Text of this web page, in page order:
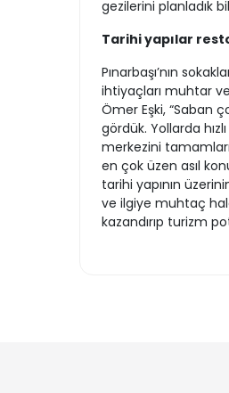
gezilerini planladık
Tarihi yapılar
Pınarbaşı’nın
ihtiyaçları muhtar
Ömer Eşki, “Saban
gördük. Yollarda
merkezini
en çok üzen asıl
tarihi yapının
ve ilgiye muhtaç
kazandırıp turizm